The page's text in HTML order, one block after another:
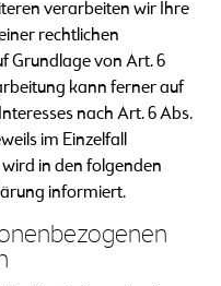
verarbeiten wir Ihre
rechtlichen
Grundlage von Art. 6
kann ferner auf
nach Art. 6 Abs.
im Einzelfall
in den folgenden
informiert.